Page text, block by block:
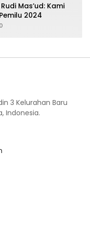
Mas’ud: Kami
2024
3 Kelurahan Baru
Indonesia.